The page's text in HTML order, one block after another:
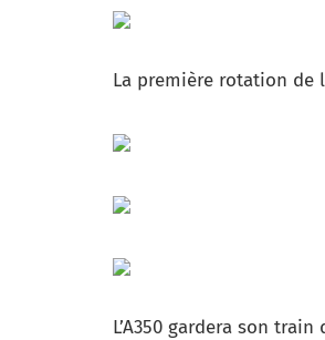
La première rotation de
L’A350 gardera son